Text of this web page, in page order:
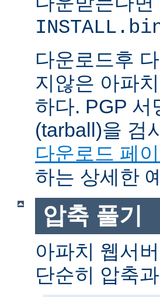
다운로드후
지않은 아파
하다. PGP 서
(tarball)을 검
다운로드 페이
하는 상세한
압축 풀기
아파치 웹서
단순히 압축